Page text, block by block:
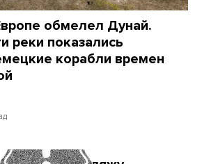
обмелел Дунай.
реки показались
корабли времен